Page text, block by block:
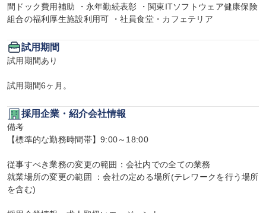
間ドック費用補助 ・永年勤続表彰 ・関東ITソフトウェア健康保険
組合の福利厚生施設利用可 ・社員食堂・カフェテリア
試用期間
試用期間あり
試用期間6ヶ月。
採用企業・紹介会社情報
備考
【標準的な勤務時間帯】9:00～18:00
従事すべき業務の変更の範囲：会社内での全ての業務
就業場所の変更の範囲 ：会社の定める場所(テレワークを行う場所
を含む)